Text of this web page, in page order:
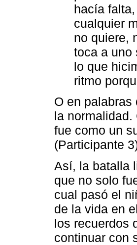
hacía
cualquier
no quiere,
toca a uno
lo que
ritmo
O en palabras
la
fue como un
(Participante
Así, la batalla
que no solo
cual pasó el
de la vida en
los recuerdos
continuar con